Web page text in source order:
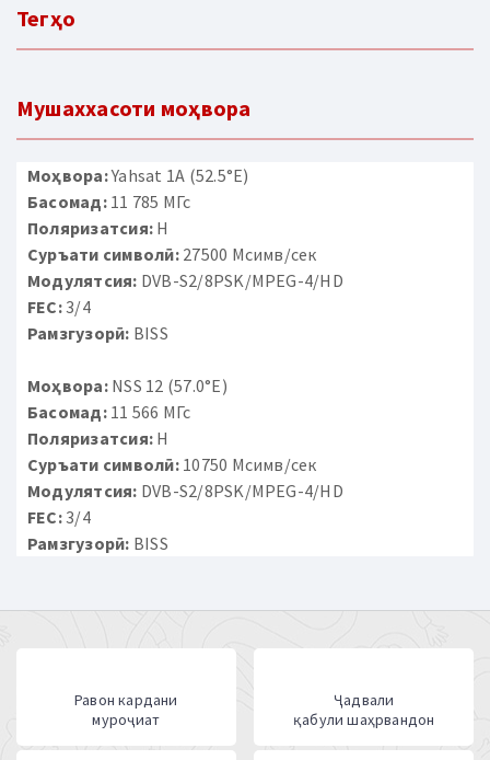
Тегҳо
Мушаххасоти моҳвора
Моҳвора:Yahsat 1A (52.5°E)
Басомад:11 785 МГс
Поляризатсия: H
Суръати символӣ:27500 Мсимв/сек
Модулятсия: DVB-S2/8PSK/MPEG-4/HD
FEC:3/4
Рамзгузорӣ: BISS
Моҳвора:NSS 12 (57.0°E)
Басомад:11 566 МГс
Поляризатсия: H
Суръати символӣ:10750 Мсимв/сек
Модулятсия: DVB-S2/8PSK/MPEG-4/HD
FEC:3/4
Рамзгузорӣ: BISS
Равон кардани
муроҷиат
Ҷадвали
қабули шаҳрвандон